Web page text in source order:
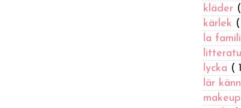
kläder
kärlek
la
lycka (
lär
makeup